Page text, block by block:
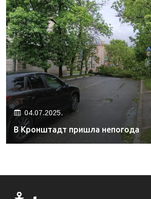
04.07.2025.
В Кронштадт пришла непогода